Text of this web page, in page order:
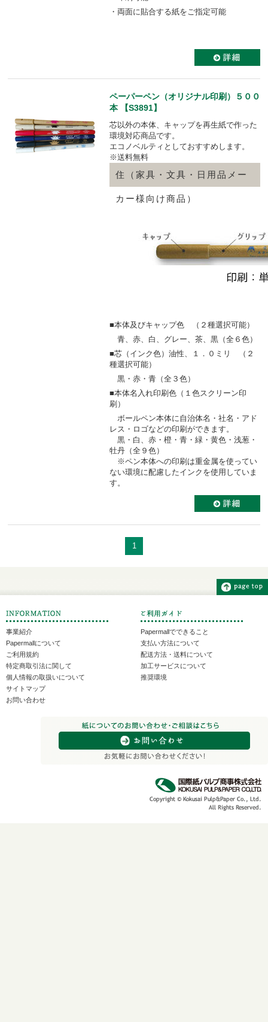
・両面に貼合する紙をご指定可能
ペーパーペン（オリジナル印刷）５００
本 【S3891】
芯以外の本体、キャップを再生紙で作った
環境対応商品です。
エコノベルティとしておすすめします。
※送料無料
住（家具・文具・日用品メー
カー様向け商品）
■本体及びキャップ色 （２種選択可能）
青、赤、白、グレー、茶、黒（全６色）
■芯（インク色）油性、１．０ミリ （２
種選択可能）
黒・赤・青（全３色）
■本体名入れ印刷色（１色スクリーン印
刷）
ボールペン本体に自治体名・社名・アド
レス・ロゴなどの印刷ができます。
黒・白、赤・橙・青・緑・黄色・浅葱・
牡丹（全９色）
※ペン本体への印刷は重金属を使ってい
ない環境に配慮したインクを使用していま
す。
1
事業紹介
Papermallについて
ご利用規約
特定商取引法に関して
個人情報の取扱いについて
サイトマップ
お問い合わせ
Papermallでできること
支払い方法について
配送方法・送料について
加工サービスについて
推奨環境